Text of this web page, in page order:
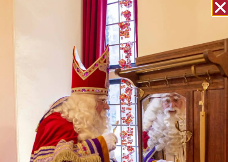
Ontdek het Kasteel
De Knutselclub
De Sint Express
Entertainment